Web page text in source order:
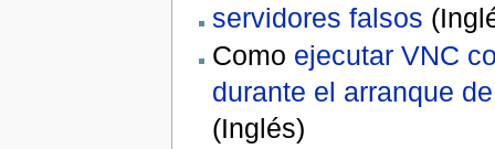
servidores falsos
Como ejecutar VNC
durante el arranque
(Inglés)